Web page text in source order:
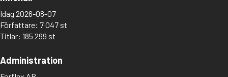
Adler-Olsen, Jussi
Adlerbeth, Gudmund Jöran
Adnan, Etel
Adolfsson, Eva
Adolfsson, Gunnar
Adolfsson, Josefine
Idag 2026-08-07
Författare: 7 047 st
Titlar: 185 299 st
Administration